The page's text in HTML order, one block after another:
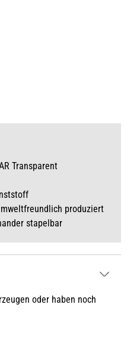
Transparent
produziert
stapelbar
oder haben noch